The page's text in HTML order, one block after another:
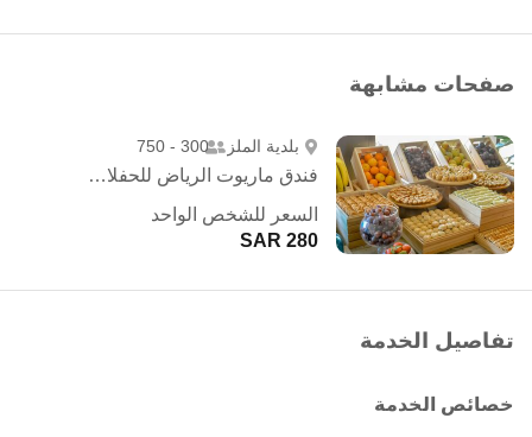
صفحات مشابهة
بلدية الملز 300 - 750
فندق ماريوت الرياض للحفلات الخارجية
السعر للشخص الواحد
280 SAR
تفاصيل الخدمة
خصائص الخدمة